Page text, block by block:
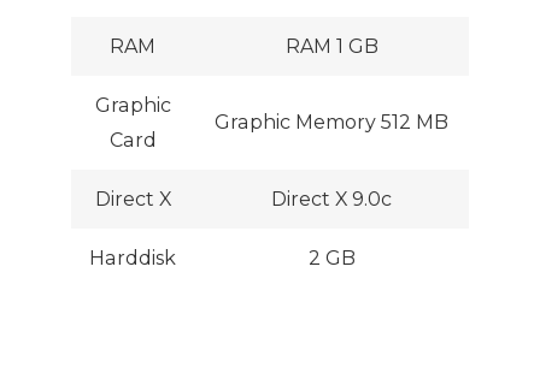
RAM RAM 1 GB
Graphic
Card
Graphic Memory 512 MB
Direct X Direct X 9.0c
Harddisk 2 GB